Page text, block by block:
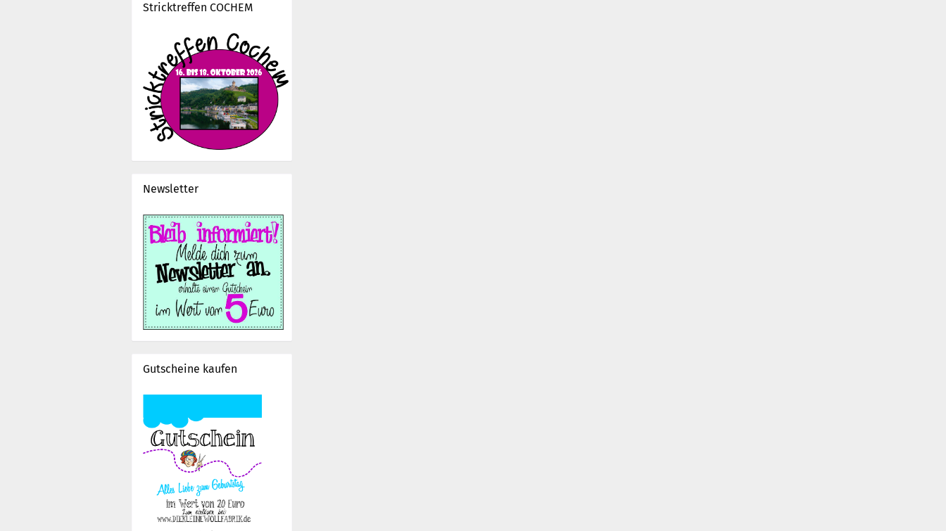
Stricktreffen COCHEM
Newsletter
Gutscheine kaufen